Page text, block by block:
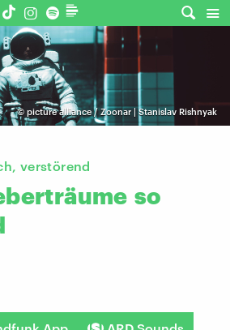
© picture alliance / Zoonar | Stanislav Rishnyak
verstörend
so